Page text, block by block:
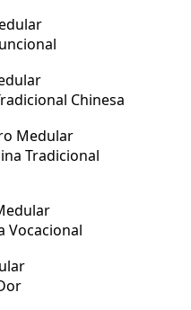
Chinesa
Tradicional
Vocacional